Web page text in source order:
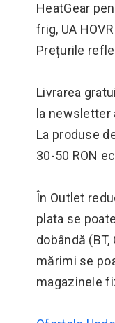
HeatGear
frig, UA
Prețurile
Livrarea
la newsletter
La produse
30-50 RON
În Outlet
plata se
dobândă
mărimi se
magazinele